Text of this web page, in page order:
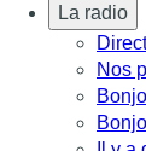
La radio
Nos